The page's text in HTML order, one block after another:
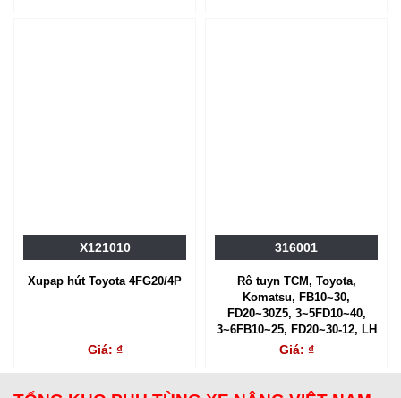
X121010
Xupap hút Toyota 4FG20/4P
Giá: ₫
316001
Rô tuyn TCM, Toyota,
Komatsu, FB10~30,
FD20~30Z5, 3~5FD10~40,
3~6FB10~25, FD20~30-12, LH
Giá: ₫